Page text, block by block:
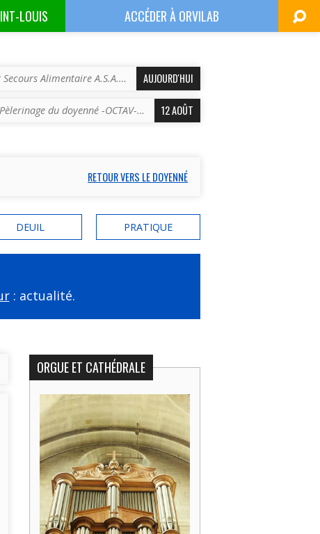
LOUIS ACCÉDER ÀORVILAB
Secours Alimentaire A.S.A.… AUJOURD'HUI
Pèlerinage du doyenné -OCTAV-… 12 AOÛT
RETOUR VERS LE DOYENNÉ
DEUIL PRATIQUE
: actualité.
ORGUE ET CATHÉDRALE